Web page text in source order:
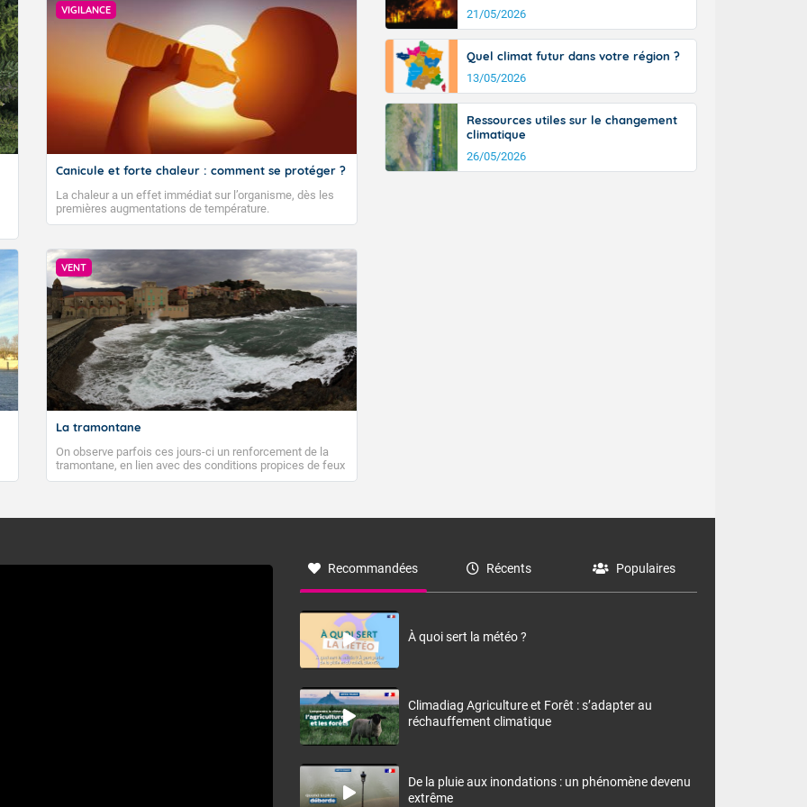
Fermer
VIGILANCE
Canicule et forte chaleur : comment se protéger ?
La chaleur a un effet immédiat sur l’organisme, dès les
premières augmentations de température.
VENT
La tramontane
On observe parfois ces jours-ci un renforcement de la
tramontane, en lien avec des conditions propices de feux
de forêt. Mais qu'est-ce que la tramontane ? Quelles sont
à nord-ouest, dans un secteur qui part du Roussillon à la
monts, en allusion aux régions montagneuses d’où
21/05/2026
Quel climat futur dans votre région ?
13/05/2026
Ressources utiles sur le changement
climatique
26/05/2026
Recommandées Récents Populaires
À quoi sert la météo ?
Climadiag Agriculture et Forêt : s’adapter au
réchauffement climatique
De la pluie aux inondations : un phénomène devenu
extrême